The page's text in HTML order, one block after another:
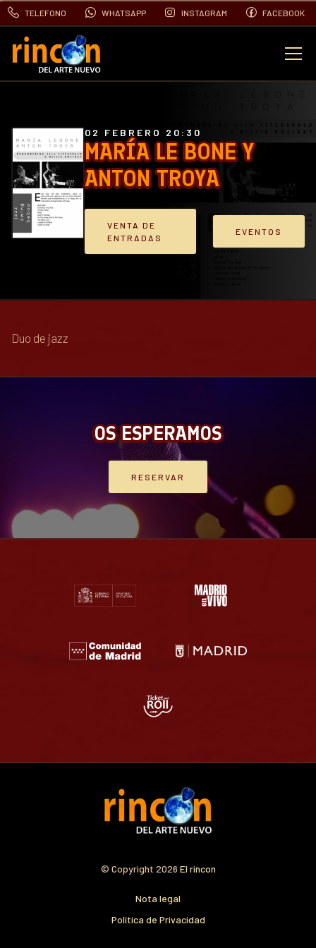
TELEFONO WHATSAPP INSTAGRAM FACEBOOK
MARÍA LE BONE Y
ANTON TROYA
02 FEBRERO 20:30
VENTA DE
ENTRADAS
EVENTOS
Duo de jazz
OS ESPERAMOS
RESERVAR
© Copyright 2026 El rincon
Nota legal
Política de Privacidad
EVENTOS
FOTOS
VIDEOS